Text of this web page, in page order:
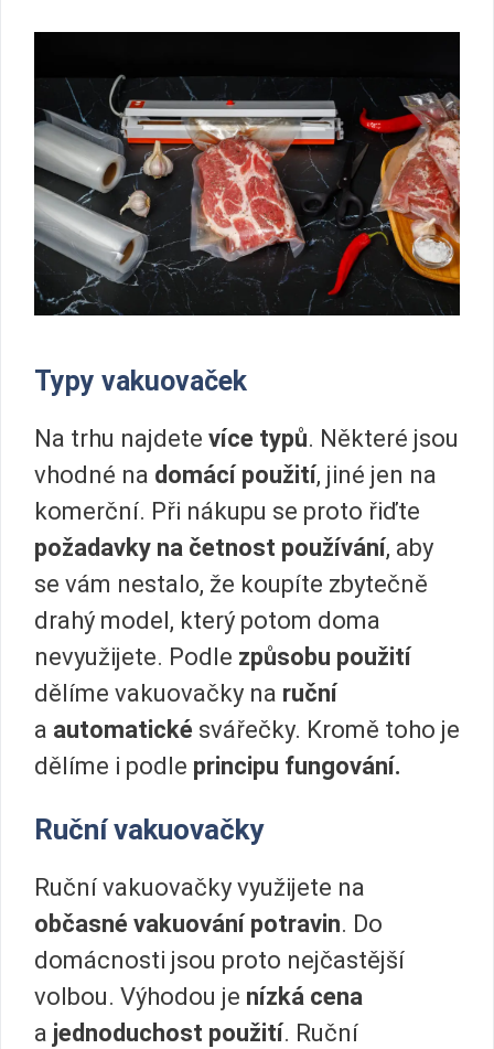
Typy vakuovaček
Na trhu najdete více typů. Některé jsou
vhodné na domácí použití, jiné jen na
komerční. Při nákupu se proto řiďte
požadavky na četnost používání, aby
se vám nestalo, že koupíte zbytečně
drahý model, který potom doma
nevyužijete. Podle způsobu použití
dělíme vakuovačky na ruční
a automatické svářečky. Kromě toho je
dělíme i podle principu fungování.
Ruční vakuovačky
Ruční vakuovačky využijete na
občasné vakuování potravin. Do
domácnosti jsou proto nejčastější
volbou. Výhodou je nízká cena
a jednoduchost použití. Ruční